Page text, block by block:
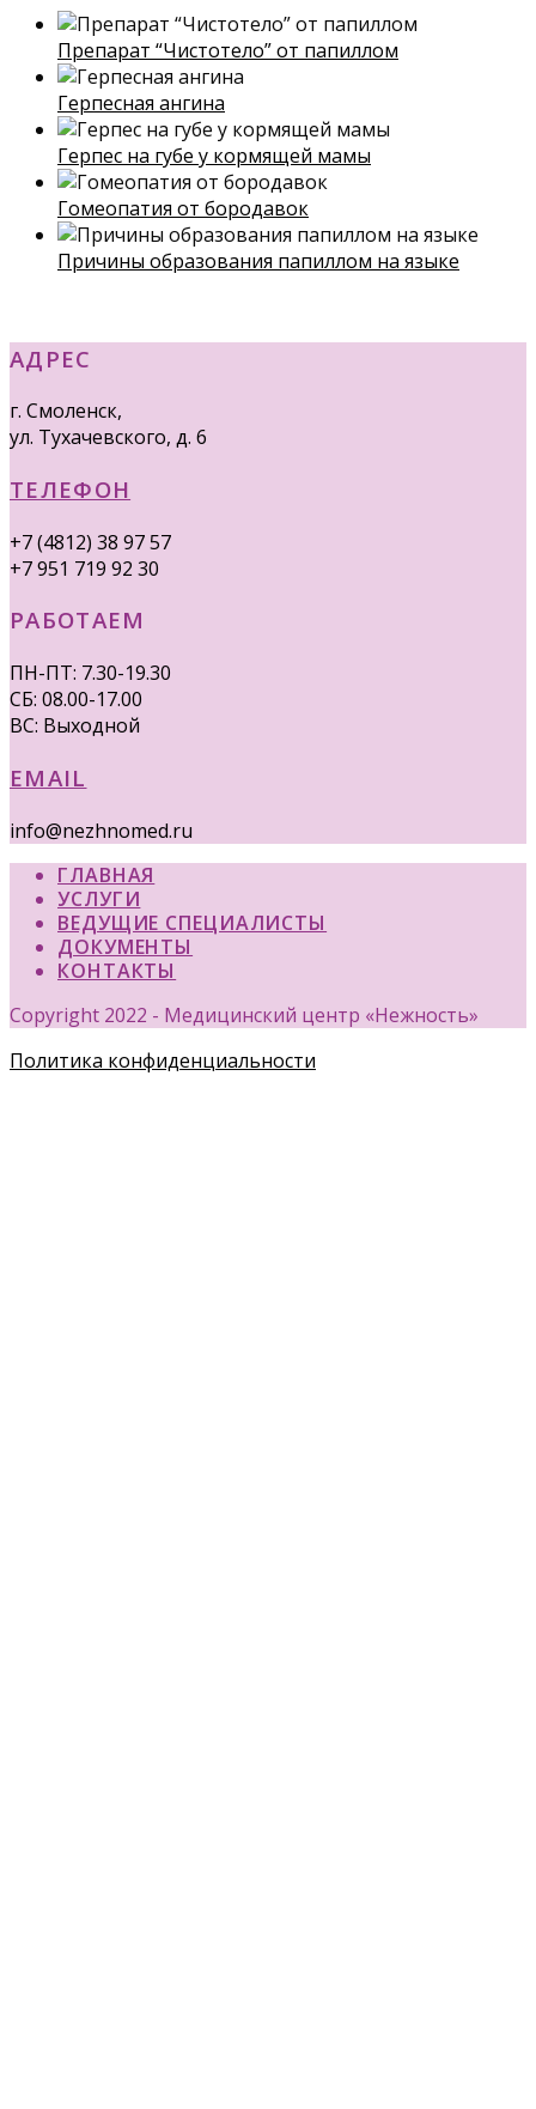
Препарат “Чистотело” от папиллом
Герпесная ангина
Герпес на губе у кормящей мамы
Гомеопатия от бородавок
Причины образования папиллом на языке
АДРЕС
г. Смоленск,
ул. Тухачевского, д. 6
ТЕЛЕФОН
+7 (4812) 38 97 57
+7 951 719 92 30
РАБОТАЕМ
ПН-ПТ: 7.30-19.30
СБ: 08.00-17.00
ВС: Выходной
EMAIL
info@nezhnomed.ru
ГЛАВНАЯ
УСЛУГИ
ВЕДУЩИЕ СПЕЦИАЛИСТЫ
ДОКУМЕНТЫ
КОНТАКТЫ
Copyright 2022 - Медицинский центр «Нежность»
Политика конфиденциальности